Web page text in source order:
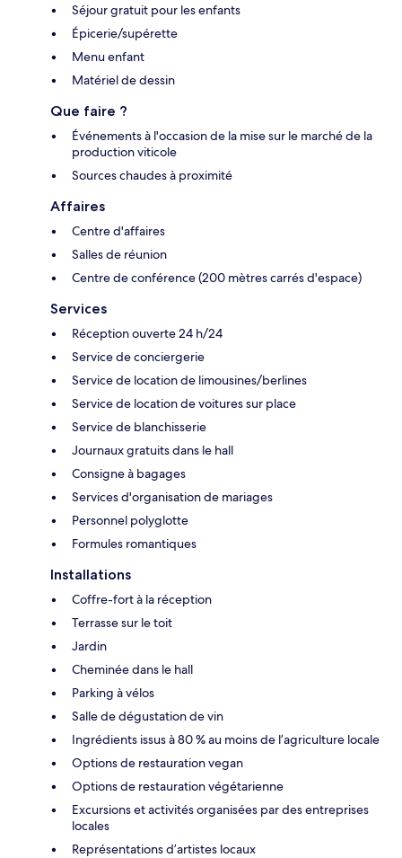
Séjour gratuit pour les enfants
Épicerie/supérette
Menu enfant
Matériel de dessin
Que faire ?
Événements à l'occasion de la mise sur le marché de la
production viticole
Sources chaudes à proximité
Affaires
Centre d'affaires
Salles de réunion
Centre de conférence (200 mètres carrés d'espace)
Services
Réception ouverte 24 h/24
Service de conciergerie
Service de location de limousines/berlines
Service de location de voitures sur place
Service de blanchisserie
Journaux gratuits dans le hall
Consigne à bagages
Services d'organisation de mariages
Personnel polyglotte
Formules romantiques
Installations
Coffre-fort à la réception
Terrasse sur le toit
Jardin
Cheminée dans le hall
Parking à vélos
Salle de dégustation de vin
Ingrédients issus à 80 % au moins de l’agriculture locale
Options de restauration vegan
Options de restauration végétarienne
Excursions et activités organisées par des entreprises
locales
Représentations d’artistes locaux